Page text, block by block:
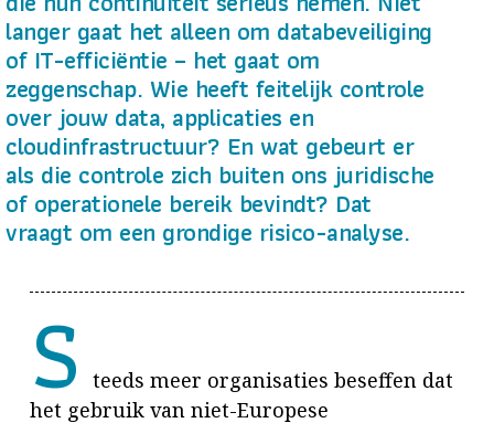
langer gaat het alleen om databeveiliging
of IT-efficiëntie – het gaat om
zeggenschap. Wie heeft feitelijk controle
over jouw data, applicaties en
cloudinfrastructuur? En wat gebeurt er
als die controle zich buiten ons juridische
of operationele bereik bevindt? Dat
vraagt om een grondige risico-analyse.
S
teeds meer organisaties beseffen dat
het gebruik van niet-Europese